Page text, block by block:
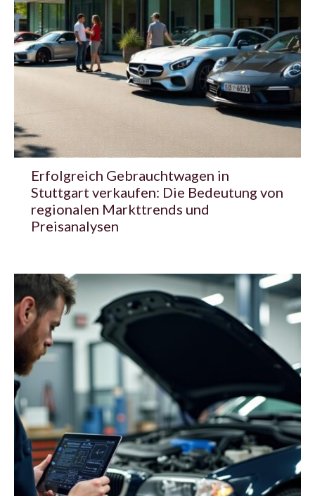
Erfolgreich Gebrauchtwagen in
Stuttgart verkaufen: Die Bedeutung von
regionalen Markttrends und
Preisanalysen